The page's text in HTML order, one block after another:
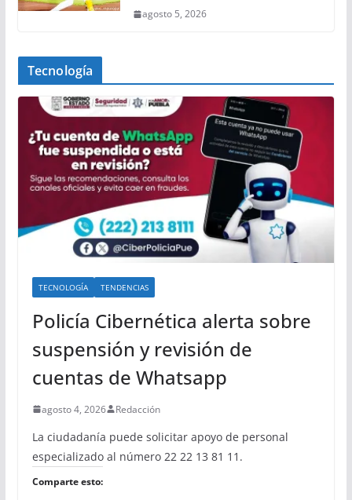
agosto 5, 2026
Tecnología
TECNOLOGÍA TENDENCIAS
Policía Cibernética alerta sobre
suspensión y revisión de
cuentas de Whatsapp
agosto 4, 2026 Redacción
La ciudadanía puede solicitar apoyo de personal
especializado al número 22 22 13 81 11.
Comparte esto: